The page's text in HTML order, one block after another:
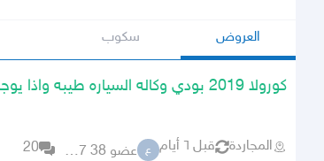
العروض سكوب
كورولا 2019 بودي وكاله السياره طيبه واذا يوجد بدل كامري
المجاردة قبل ٦ أيام ع عضو 38 51807 20